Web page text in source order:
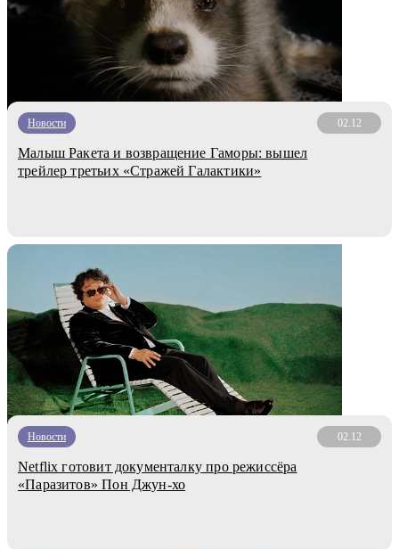
Новости 02.12
Малыш Ракета и возвращение Гаморы: вышел
трейлер третьих «Стражей Галактики»
Новости 02.12
Netflix готовит документалку про режиссёра
«Паразитов» Пон Джун-хо